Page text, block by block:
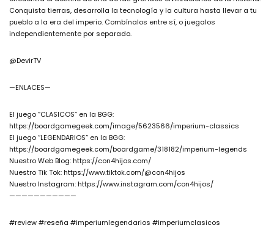
Conquista tierras, desarrolla la tecnología y la cultura hasta llevar a tu
pueblo a la era del imperio. Combínalos entre sí, o juegalos
independientemente por separado.
@DevirTV
—ENLACES—
El juego “CLASICOS” en la BGG:
https://boardgamegeek.com/image/5623566/imperium-classics
El juego “LEGENDARIOS” en la BGG:
https://boardgamegeek.com/boardgame/318182/imperium-legends
Nuestro Web Blog: https://con4hijos.com/
Nuestro Tik Tok: https://www.tiktok.com/@con4hijos
Nuestro Instagram: https://www.instagram.com/con4hijos/
———————————
#review #reseña #imperiumlegendarios #imperiumclasicos